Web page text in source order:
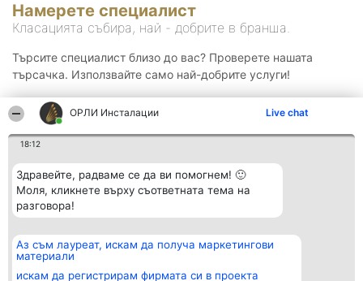
ОРЛИ Инсталации Live chat
18:12
Здравейте, радваме се да ви помогнем! 🙂
Моля, кликнете върху съответната тема на
разговора!
Аз съм лауреат, искам да получа маркетингови
материали
искам да регистрирам фирмата си в проекта
Намерете специалист
Класацията събира, най - добрите в бранша.
Търсите специалист близо до вас? Проверете нашата
търсачка. Използвайте само най-добрите услуги!
Организатор на
класиране
Класация Контакти